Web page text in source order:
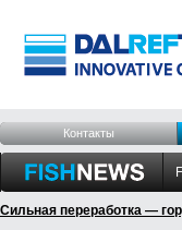
Контакты
Сильная переработка —